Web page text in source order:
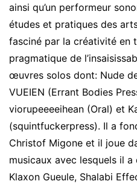
ainsi qu’un performeur
études et pratiques des
fasciné par la créativité en
pragmatique de
œuvres solos dont: Nude
VUEIEN (Errant Bodies
viorupeeeeihean (Oral) et
(squintfuckerpress). Il a
Christof Migone et il joue
musicaux avec lesquels il
Klaxon Gueule, Shalabi